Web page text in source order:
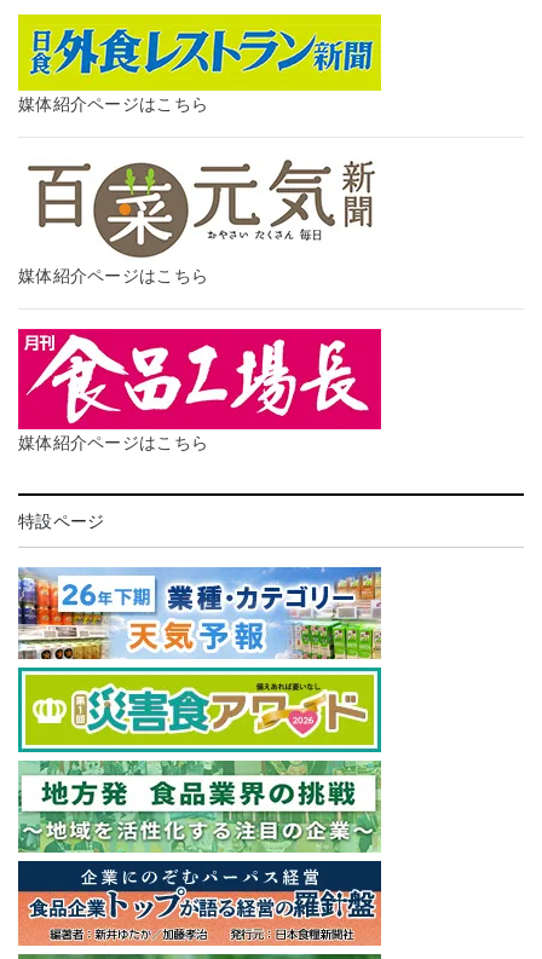
媒体紹介ページはこちら
媒体紹介ページはこちら
媒体紹介ページはこちら
特設ページ